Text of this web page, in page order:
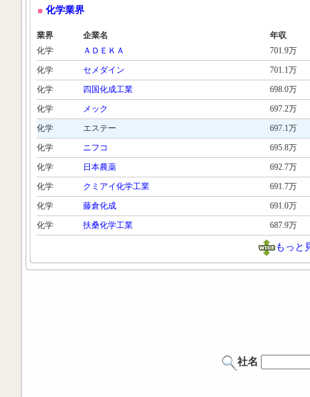
化学業界
業界 企業名
年収
化学
ＡＤＥＫＡ
701.9万
化学
セメダイン
701.1万
化学
四国化成工業
698.0万
化学
メック
697.2万
化学
エステー
697.1万
化学
ニフコ
695.8万
化学
日本農薬
692.7万
化学
クミアイ化学工業
691.7万
化学
藤倉化成
691.0万
化学
扶桑化学工業 687.9万
もっと
社名